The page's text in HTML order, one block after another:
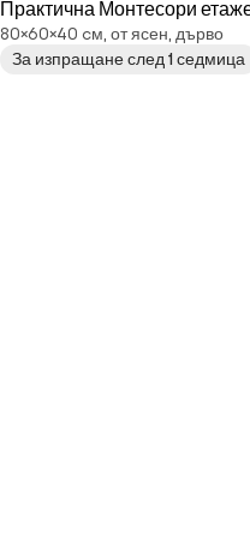
Практична Монтесори
деца - сонома + бяло
80×60×40 cм, от ясен, дърво
За изпращане след 1 седмица